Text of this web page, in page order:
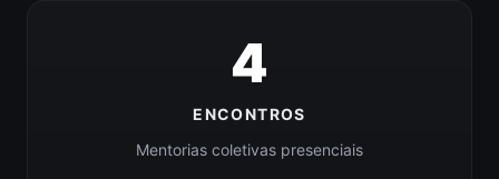
4
ENCONTROS
Mentorias coletivas presenciais